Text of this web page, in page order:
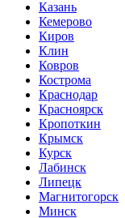
Казань
Кемерово
Киров
Клин
Ковров
Кострома
Краснодар
Красноярск
Кропоткин
Крымск
Курск
Лабинск
Липецк
Магнитогорск
Минск